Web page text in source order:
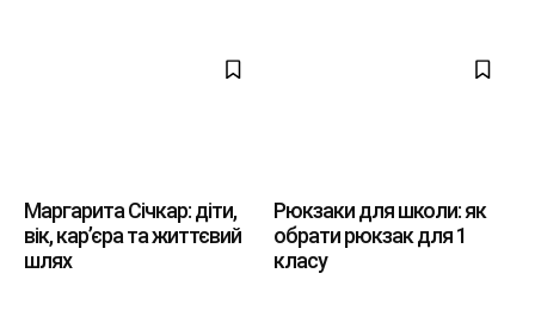
Маргарита Січкар: діти,
вік, кар’єра та життєвий
шлях
Рюкзаки для школи: як
обрати рюкзак для 1
класу